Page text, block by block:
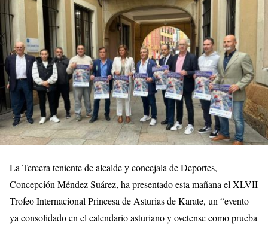
La Tercera teniente de alcalde y concejala de Deportes,
Concepción Méndez Suárez, ha presentado esta mañana el XLVII
Trofeo Internacional Princesa de Asturias de Karate, un “evento
ya consolidado en el calendario asturiano y ovetense como prueba